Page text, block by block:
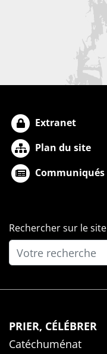
Extranet
Plan du site
Communiqués
Rechercher sur le site
PRIER, CÉLÉBRER
Catéchuménat